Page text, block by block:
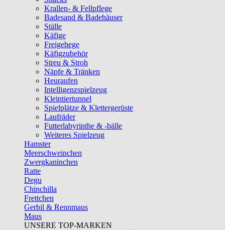
Krallen- & Fellpflege
Badesand & Badehäuser
Ställe
Käfige
Freigehege
Käfigzubehör
Streu & Stroh
Näpfe & Tränken
Heuraufen
Intelligenzspielzeug
Kleintiertunnel
Spielplätze & Klettergerüste
Laufräder
Futterlabyrinthe & -bälle
Weiteres Spielzeug
Hamster
Meerschweinchen
Zwergkaninchen
Ratte
Degu
Chinchilla
Frettchen
Gerbil & Rennmaus
Maus
UNSERE TOP-MARKEN